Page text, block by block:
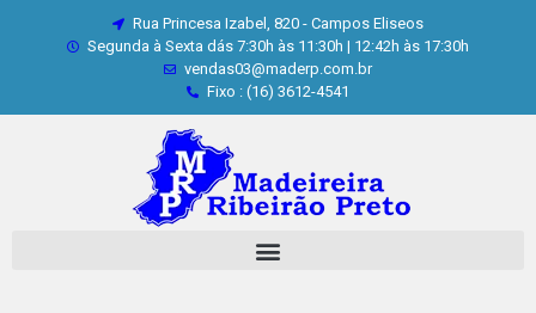
Rua Princesa Izabel, 820 - Campos Eliseos
Segunda à Sexta dás 7:30h às 11:30h | 12:42h às 17:30h
vendas03@maderp.com.br
Fixo : (16) 3612-4541